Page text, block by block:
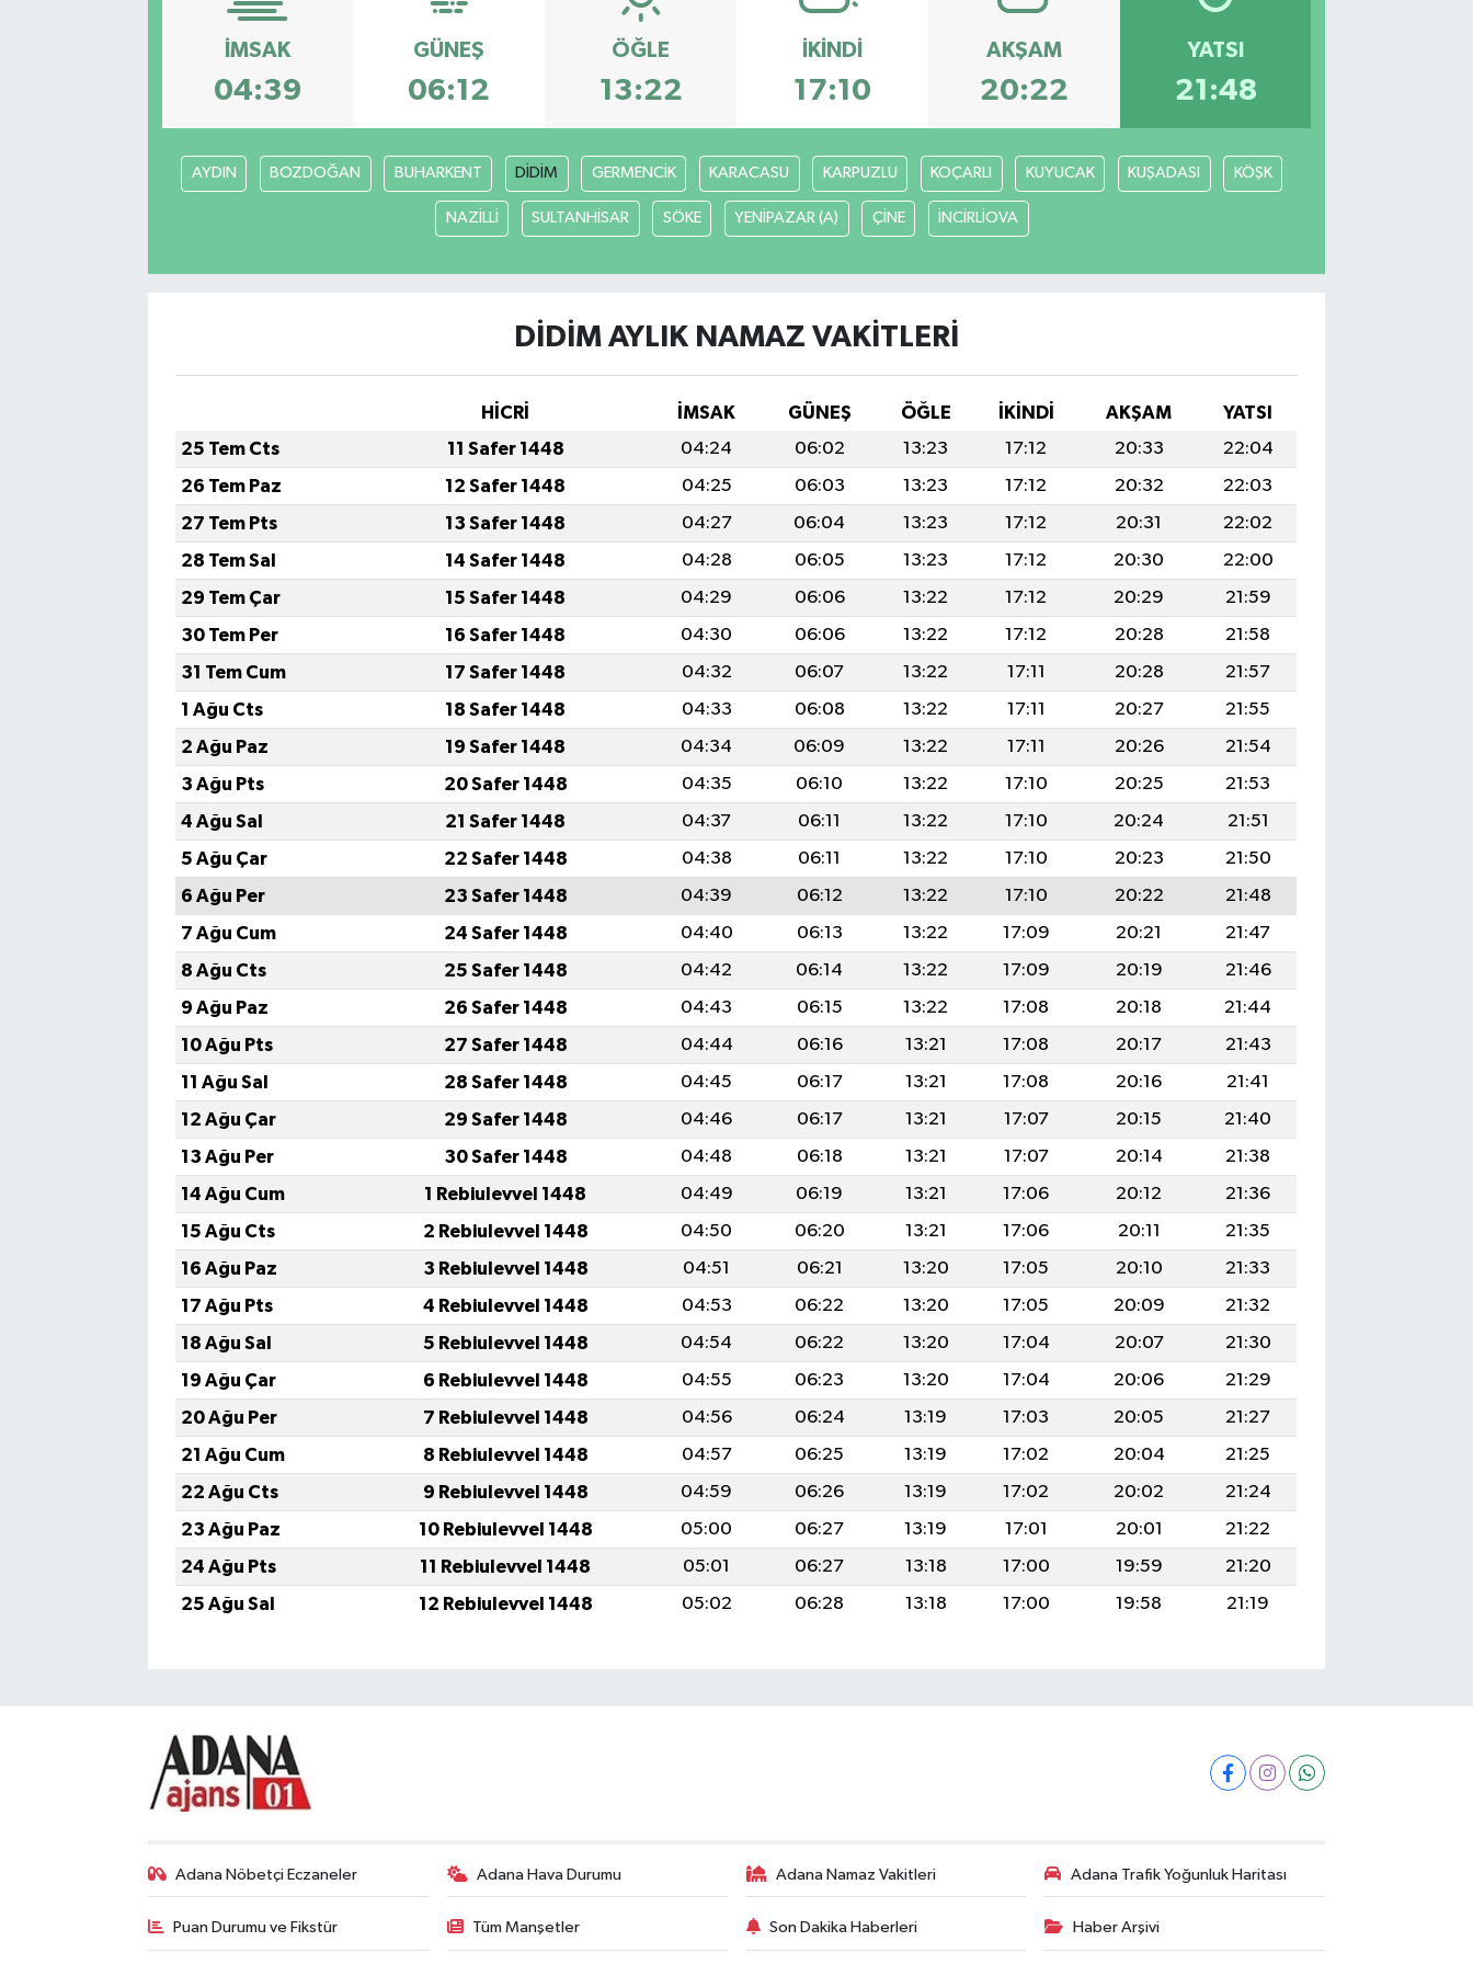
İMSAK
04:39
GÜNEŞ
06:12
ÖĞLE
13:22
İKINDI
17:10
AKŞAM
20:22
YATSI
21:48
AYDIN BOZDOĞAN BUHARKENT DİDİM GERMENCİK KARACASU KARPUZLU KOÇARLI KUYUCAK KUŞADASI KÖŞK
NAZİLLİ SULTANHİSAR SÖKE YENİPAZAR (A) ÇİNE İNCİRLİOVA
DİDİM AYLIK NAMAZ VAKITLERI
HİCRİ İMSAK GÜNEŞ ÖĞLE İKINDI AKŞAM
YATSI
25 Tem Cts
11 Safer 1448 04:24 06:02 13:23 17:12 20:33
22:04
26 Tem Paz
12 Safer 1448 04:25 06:03 13:23 17:12 20:32
22:03
27 Tem Pts
13 Safer 1448 04:27 06:04 13:23 17:12 20:31
22:02
28 Tem Sal
14 Safer 1448 04:28 06:05 13:23 17:12 20:30
22:00
29 Tem Çar
15 Safer 1448 04:29 06:06 13:22 17:12 20:29
21:59
30 Tem Per
16 Safer 1448 04:30 06:06 13:22 17:12 20:28
21:58
31 Tem Cum
17 Safer 1448 04:32 06:07 13:22 17:11 20:28
21:57
1 Ağu Cts
18 Safer 1448 04:33 06:08 13:22 17:11 20:27
21:55
2 Ağu Paz
19 Safer 1448 04:34 06:09 13:22 17:11 20:26
21:54
3 Ağu Pts
20 Safer 1448 04:35 06:10 13:22 17:10 20:25
21:53
4 Ağu Sal
21 Safer 1448 04:37 06:11 13:22 17:10 20:24
21:51
5 Ağu Çar
22 Safer 1448 04:38 06:11 13:22 17:10 20:23
21:50
6 Ağu Per
23 Safer 1448 04:39 06:12 13:22 17:10 20:22
21:48
7 Ağu Cum
24 Safer 1448 04:40 06:13 13:22 17:09 20:21
21:47
8 Ağu Cts
25 Safer 1448 04:42 06:14 13:22 17:09 20:19
21:46
9 Ağu Paz
26 Safer 1448 04:43 06:15 13:22 17:08 20:18
21:44
10 Ağu Pts
27 Safer 1448 04:44 06:16 13:21 17:08 20:17
21:43
11 Ağu Sal
28 Safer 1448 04:45 06:17 13:21 17:08 20:16
21:41
12 Ağu Çar
29 Safer 1448 04:46 06:17 13:21 17:07 20:15
21:40
13 Ağu Per
30 Safer 1448 04:48 06:18 13:21 17:07 20:14
21:38
14 Ağu Cum
1 Rebiulevvel 1448 04:49 06:19 13:21 17:06 20:12
21:36
15 Ağu Cts
2 Rebiulevvel 1448 04:50 06:20 13:21 17:06 20:11
21:35
16 Ağu Paz
3 Rebiulevvel 1448 04:51 06:21 13:20 17:05 20:10
21:33
17 Ağu Pts
4 Rebiulevvel 1448 04:53 06:22 13:20 17:05 20:09
21:32
18 Ağu Sal
5 Rebiulevvel 1448 04:54 06:22 13:20 17:04 20:07
21:30
19 Ağu Çar
6 Rebiulevvel 1448 04:55 06:23 13:20 17:04 20:06
21:29
20 Ağu Per
7 Rebiulevvel 1448 04:56 06:24 13:19 17:03 20:05
21:27
21 Ağu Cum
8 Rebiulevvel 1448 04:57 06:25 13:19 17:02 20:04
21:25
22 Ağu Cts
9 Rebiulevvel 1448 04:59 06:26 13:19 17:02 20:02
21:24
23 Ağu Paz
10 Rebiulevvel 1448 05:00 06:27 13:19 17:01 20:01
21:22
24 Ağu Pts
11 Rebiulevvel 1448 05:01 06:27 13:18 17:00 19:59
21:20
25 Ağu Sal
12 Rebiulevvel 1448 05:02 06:28 13:18 17:00 19:58 21:19
Adana Nöbetçi Eczaneler Adana Hava Durumu Adana Namaz Vakitleri Adana Trafik Yoğunluk Haritası
Puan Durumu ve Fikstür Tüm Manşetler Son Dakika Haberleri Haber Arşivi